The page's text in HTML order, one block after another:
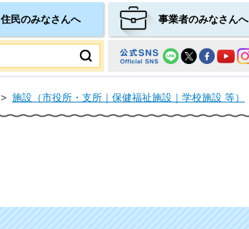
住民のみなさんへ 事業者のみなさんへ
> 施設（市役所・支所｜保健福祉施設｜学校施設 等）